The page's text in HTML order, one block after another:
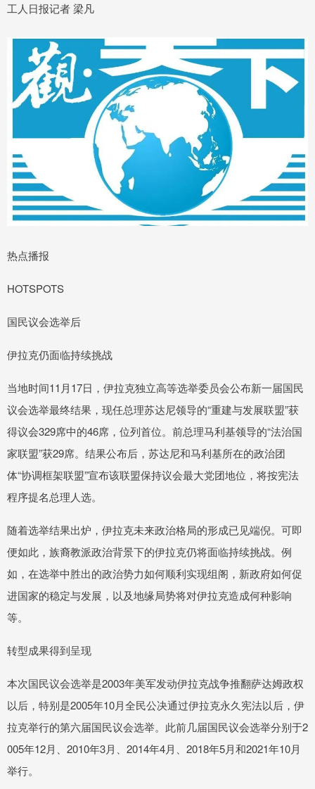
工人日报记者 梁凡
热点播报
HOTSPOTS
国民议会选举后
伊拉克仍面临持续挑战
当地时间11月17日，伊拉克独立高等选举委员会公布新一届国民
议会选举最终结果，现任总理苏达尼领导的“重建与发展联盟”获
得议会329席中的46席，位列首位。前总理马利基领导的“法治国
家联盟”获29席。结果公布后，苏达尼和马利基所在的政治团
体“协调框架联盟”宣布该联盟保持议会最大党团地位，将按宪法
程序提名总理人选。
随着选举结果出炉，伊拉克未来政治格局的形成已见端倪。可即
便如此，族裔教派政治背景下的伊拉克仍将面临持续挑战。例
如，在选举中胜出的政治势力如何顺利实现组阁，新政府如何促
进国家的稳定与发展，以及地缘局势将对伊拉克造成何种影响
等。
转型成果得到呈现
本次国民议会选举是2003年美军发动伊拉克战争推翻萨达姆政权
以后，特别是2005年10月全民公决通过伊拉克永久宪法以后，伊
拉克举行的第六届国民议会选举。此前几届国民议会选举分别于2
005年12月、2010年3月、2014年4月、2018年5月和2021年10月
举行。